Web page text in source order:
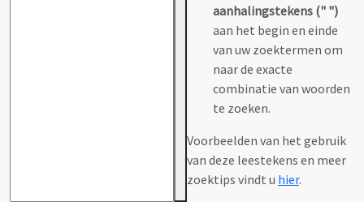
aanhalingstekens (" ")
aan het begin en einde
van uw zoektermen om
naar de exacte
combinatie van woorden
te zoeken.
Voorbeelden van het gebruik
van deze leestekens en meer
zoektips vindt u hier.